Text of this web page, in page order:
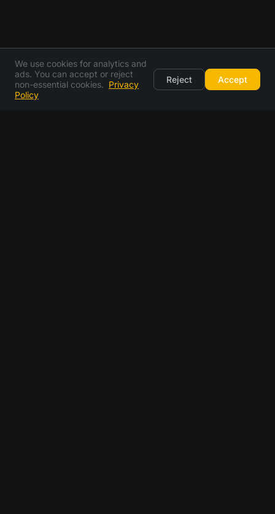
We use cookies for analytics and
ads. You can accept or reject
non-essential cookies. Privacy
Policy
Reject Accept